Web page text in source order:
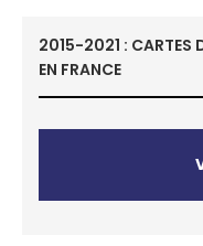
2015-2021 : CARTES
EN FRANCE